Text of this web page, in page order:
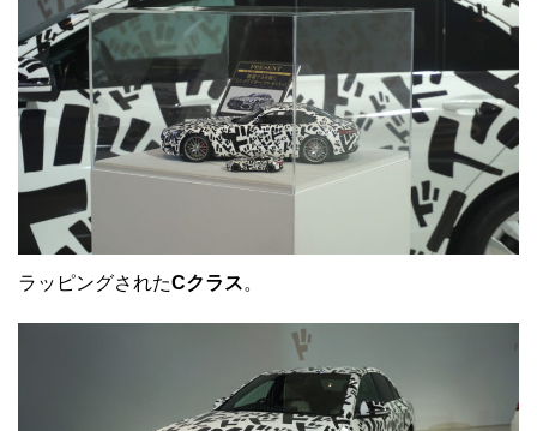
ラッピングされたCクラス。